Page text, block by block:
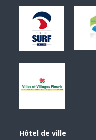
Hôtel de ville